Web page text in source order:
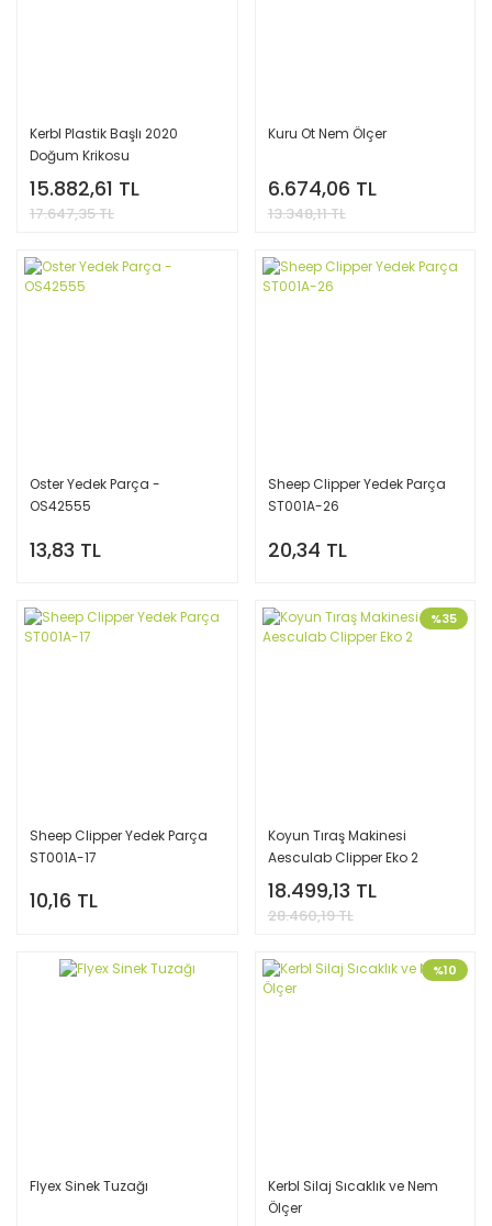
Kerbl Plastik Başlı 2020
Doğum Krikosu
15.882,61 TL
17.647,35 TL
Kuru Ot Nem Ölçer
6.674,06 TL
13.348,11 TL
Oster Yedek Parça -
OS42555
13,83 TL
Sheep Clipper Yedek Parça
ST001A-26
20,34 TL
Sheep Clipper Yedek Parça
ST001A-17
10,16 TL
%35
Koyun Tıraş Makinesi
Aesculab Clipper Eko 2
18.499,13 TL
28.460,19 TL
Flyex Sinek Tuzağı
%10
Kerbl Silaj Sıcaklık ve Nem
Ölçer